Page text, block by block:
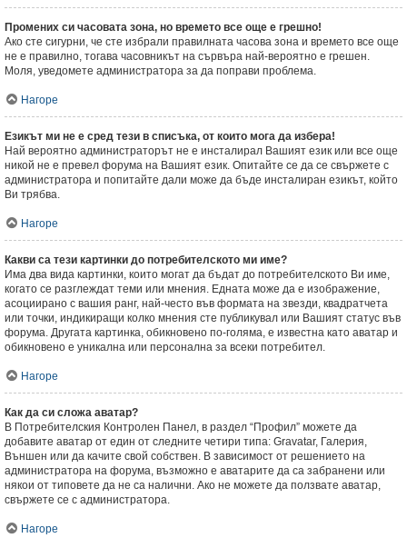
Промених си часовата зона, но времето все още е грешно!
Ако сте сигурни, че сте избрали правилната часова зона и времето все още
не е правилно, тогава часовникът на сървъра най-вероятно е грешен.
Моля, уведомете администратора за да поправи проблема.
Нагоре
Езикът ми не е сред тези в списъка, от които мога да избера!
Най вероятно администраторът не е инсталирал Вашият език или все още
никой не е превел форума на Вашият език. Опитайте се да се свържете с
администратора и попитайте дали може да бъде инсталиран езикът, който
Ви трябва.
Нагоре
Какви са тези картинки до потребителското ми име?
Има два вида картинки, които могат да бъдат до потребителското Ви име,
когато се разглеждат теми или мнения. Едната може да е изображение,
асоциирано с вашия ранг, най-често във формата на звезди, квадратчета
или точки, индикиращи колко мнения сте публикувал или Вашият статус във
форума. Другата картинка, обикновено по-голяма, е известна като аватар и
обикновено е уникална или персонална за всеки потребител.
Нагоре
Как да си сложа аватар?
В Потребителския Контролен Панел, в раздел “Профил” можете да
добавите аватар от един от следните четири типа: Gravatar, Галерия,
Външен или да качите свой собствен. В зависимост от решението на
администратора на форума, възможно е аватарите да са забранени или
някои от типовете да не са налични. Ако не можете да ползвате аватар,
свържете се с администратора.
Нагоре